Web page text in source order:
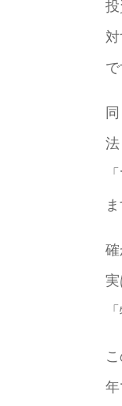
で
ま